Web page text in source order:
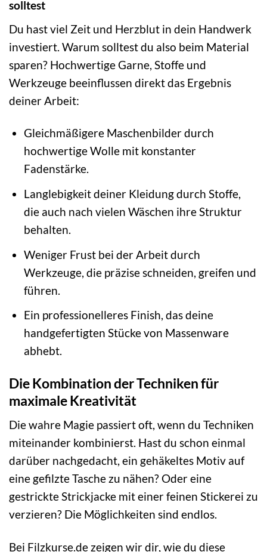
solltest
Du hast viel Zeit und Herzblut in dein Handwerk
investiert. Warum solltest du also beim Material
sparen? Hochwertige Garne, Stoffe und
Werkzeuge beeinflussen direkt das Ergebnis
deiner Arbeit:
Gleichmäßigere Maschenbilder durch
hochwertige Wolle mit konstanter
Fadenstärke.
Langlebigkeit deiner Kleidung durch Stoffe,
die auch nach vielen Wäschen ihre Struktur
behalten.
Weniger Frust bei der Arbeit durch
Werkzeuge, die präzise schneiden, greifen und
führen.
Ein professionelleres Finish, das deine
handgefertigten Stücke von Massenware
abhebt.
Die Kombination der Techniken für
maximale Kreativität
Die wahre Magie passiert oft, wenn du Techniken
miteinander kombinierst. Hast du schon einmal
darüber nachgedacht, ein gehäkeltes Motiv auf
eine gefilzte Tasche zu nähen? Oder eine
gestrickte Strickjacke mit einer feinen Stickerei zu
verzieren? Die Möglichkeiten sind endlos.
Bei Filzkurse.de zeigen wir dir, wie du diese